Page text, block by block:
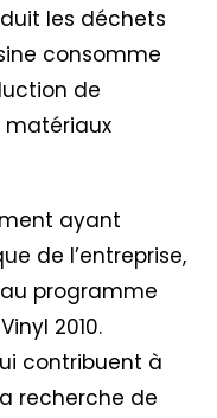
les déchets
consomme
de
matériaux
ayant
de l’entreprise,
programme
2010.
contribuent à
recherche de